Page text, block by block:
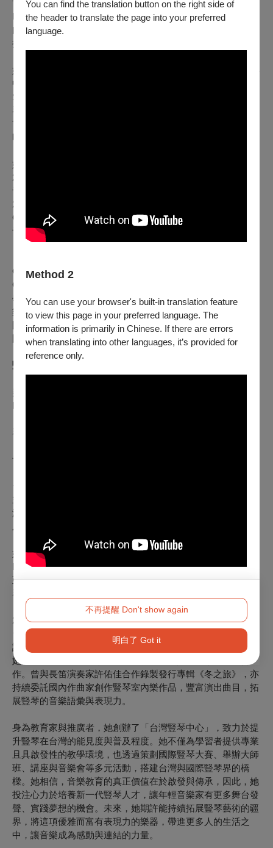
You can find the translation button on the right side of
the header to translate the page into your preferred
language.
Method 2
You can use your browser's built-in translation feature
to view this page in your preferred language. The
information is primarily in Chinese. If there are errors
when translating into other languages, it’s provided for
reference only.
不再提醒 Don't show again
明白了 Got it
博士學位。此前，她已完成該校演奏文憑課程（Performer
Diploma – Solo Performance, PDSP），並全額獎學金畢業，
師事前芝加哥交響樂團中提琴首席張立國（Li-Kuo Chang）教
授。
她亦曾以近全額獎學金就讀美國曼哈頓音樂學院，2024年獲得
中提琴演奏碩士學位，師事茱莉亞弦樂四重奏前中提琴家
Samuel Rhodes 教授。大學畢業於台北市立大學音樂系中提
琴組，並以弦樂組榜首考取碩士班，師事國家交響樂團中提琴
首席黃瑞儀教授及長榮交響樂團中提琴首席蕭宇沛教授。高中
時期則師事清華大學音樂系教授蔡秉璋。
她曾於2025年，獲獎學金參加 TMAF 台北大師星秀音樂節；
2024年，獲全額獎學金擔任中提琴首席參與加拿大 PRISMA
音樂節，並受音樂節選拔與加拿大溫哥華交響樂團合作演出。
2023年，獲全額獎學金參與美國 National Repertory
Orchestra；2020年則受邀赴廣東青年馬友友音樂節，於星海
音樂廳與馬友友同台演出。
Orchestra）合約中提琴手、芝加哥市民管弦樂團（Civic
Orchestra of Chicago）協作團員，並擔任印第安納大學音樂
學院管弦樂團正／副首席。她亦為台北市立交響樂團附設室內
樂團成員。演出合作經歷橫跨長榮交響樂團、台北世紀交響樂
團、新逸交響樂團、新北市交響樂團、台北國際聯合青年樂
團、新北愛樂、台北音樂家管弦樂團等。
豎琴／
美國印第安那大學豎琴演奏碩士 Master of Music in Harp
Performance from Indiana University, USA
琴首席 Sebastien Lipman
音樂表現力。」
台灣豎琴演奏家暨教育家邱孟璐，師承 Susann McDonald，
並於美國印第安那大學取得音樂碩士及演奏家文憑。她曾任台
灣豎琴家聯盟執行長，現為台北豎琴室內樂集、台灣豎琴中心
她曾榮獲澳洲 Philipa Power 豎琴比賽冠軍、Una Morgan
Prize 首獎、美國伯恩斯坦獎學金及印第安那大學協奏曲比賽
亞軍。返國後獲選為兩廳院「樂壇新秀」，並策劃「百台豎
琴‧千萬愛心」公益音樂會創下亞洲紀錄。
2025年7月，她與知名長笛演奏家許佑佳及長榮交響樂團，於
台灣與馬來西亞巡演莫札特《長笛與豎琴協奏曲》，廣受好
評。
她致力於展現豎琴音樂的多元樣貌，積極與不同樂器跨界合
作。曾與長笛演奏家許佑佳合作錄製發行專輯《冬之旅》，亦
持續委託國內作曲家創作豎琴室內樂作品，豐富演出曲目，拓
展豎琴的音樂語彙與表現力。
身為教育家與推廣者，她創辦了「台灣豎琴中心」，致力於提
升豎琴在台灣的能見度與普及程度。她不僅為學習者提供專業
且具啟發性的教學環境，也透過策劃國際豎琴大賽、舉辦大師
班、講座與音樂會等多元活動，搭建台灣與國際豎琴界的橋
樑。她相信，音樂教育的真正價值在於啟發與傳承，因此，她
投注心力於培養新一代豎琴人才，讓年輕音樂家有更多舞台發
聲、實踐夢想的機會。未來，她期許能持續拓展豎琴藝術的疆
界，將這項優雅而富有表現力的樂器，帶進更多人的生活之
中，讓音樂成為感動與連結的力量。